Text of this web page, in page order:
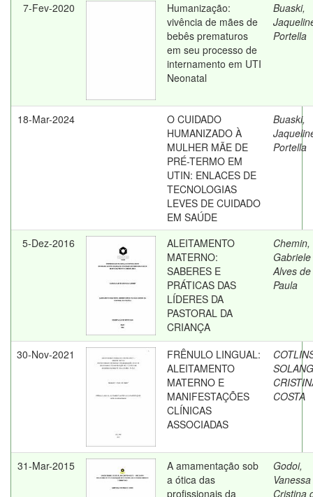
7-Fev-2020
Humanização:
vivência de mães de
bebês prematuros
em seu processo de
internamento em UTI
Neonatal
Buaski,
Portella
18-Mar-2024
O CUIDADO
HUMANIZADO À
MULHER MÃE DE
PRÉ-TERMO EM
UTIN: ENLACES DE
TECNOLOGIAS
LEVES DE CUIDADO
EM SAÚDE
Buaski,
Portella
5-Dez-2016
ALEITAMENTO
MATERNO:
SABERES E
PRÁTICAS DAS
LÍDERES DA
PASTORAL DA
CRIANÇA
Chemin,
Gabriele
Alves de
Paula
30-Nov-2021
FRÊNULO LINGUAL:
ALEITAMENTO
MATERNO E
MANIFESTAÇÕES
CLÍNICAS
ASSOCIADAS
COSTA
31-Mar-2015
A amamentação sob
a ótica das
profissionais da
Godoi,
Vanessa
Cristina